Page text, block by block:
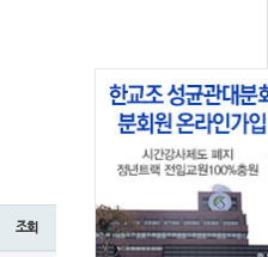
조회